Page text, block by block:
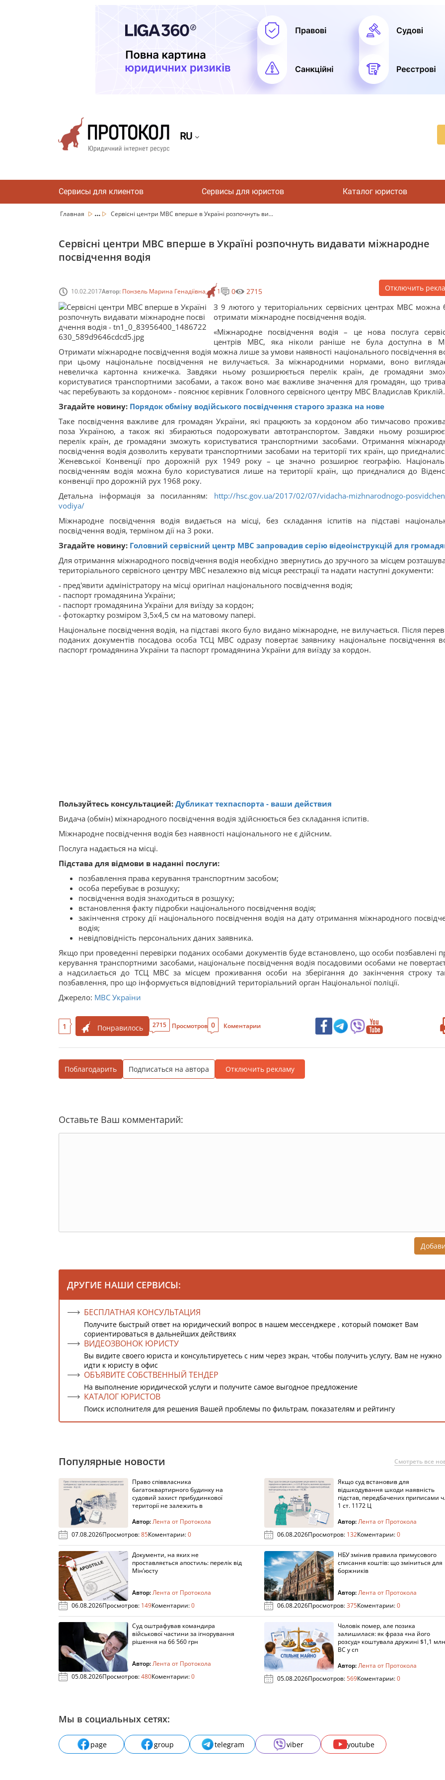
RU
Сервисы для клиентов Сервисы для юристов Каталог юристов
Главная ... Сервісні центри МВС вперше в Україні розпочнуть ви...
Сервісні центри МВС вперше в Україні розпочнуть видавати міжнародне
посвідчення водія
10.02.2017Автор: Понзель Марина Генадіївна 1 0 2715 Отключить
З 9 лютого у територіальних сервісних центрах МВС можна
отримати міжнародне посвідчення водія.
«Міжнародне посвідчення водія – це нова послуга
центрів МВС, яка ніколи раніше не була доступна в
Отримати міжнародне посвідчення водія можна лише за умови наявності національного посвідчення
при цьому національне посвідчення не вилучається. За міжнародними нормами, воно
невеличка картонна книжечка. Завдяки ньому розширюється перелік країн, де громадяни
користуватися транспортними засобами, а також воно має важливе значення для громадян, що
час перебувають за кордоном» - пояснює керівник Головного сервісного центру МВС Владислав Криклій.
Згадайте новину: Порядок обміну водійського посвідчення старого зразка на нове
Таке посвідчення важливе для громадян України, які працюють за кордоном або тимчасово
поза Україною, а також які збираються подорожувати автотранспортом. Завдяки ньому
перелік країн, де громадяни зможуть користуватися транспортними засобами. Отримання
посвідчення водія дозволить керувати транспортними засобами на території тих країн, що
Женевської Конвенції про дорожній рух 1949 року – це значно розширює географію.
посвідченням водія можна було користуватися лише на території країн, що приєдналися до
конвенції про дорожній рух 1968 року.
Детальна інформація за посиланням: http://hsc.gov.ua/2017/02/07/vidacha-mizhnarodnogo-
vodiya/
Міжнародне посвідчення водія видається на місці, без складання іспитів на підставі
посвідчення водія, терміном дії на 3 роки.
Згадайте новину: Головний сервісний центр МВС запровадив серію відеоінструкцій для
Для отримання міжнародного посвідчення водія необхідно звернутись до зручного за місцем
територіального сервісного центру МВС незалежно від місця реєстрації та надати наступні документи:
- пред'явити адміністратору на місці оригінал національного посвідчення водія;
- паспорт громадянина України;
- паспорт громадянина України для виїзду за кордон;
- фотокартку розміром 3,5х4,5 см на матовому папері.
Національне посвідчення водія, на підставі якого було видано міжнародне, не вилучається. Після
поданих документів посадова особа ТСЦ МВС одразу повертає заявнику національне посвідчення
паспорт громадянина України та паспорт громадянина України для виїзду за кордон.
Пользуйтесь консультацией: Дубликат техпаспорта - ваши действия
Видача (обмін) міжнародного посвідчення водія здійснюється без складання іспитів.
Міжнародне посвідчення водія без наявності національного не є дійсним.
Послуга надається на місці.
Підстава для відмови в наданні послуги:
позбавлення права керування транспортним засобом;
особа перебуває в розшуку;
посвідчення водія знаходиться в розшуку;
встановлення факту підробки національного посвідчення водія;
закінчення строку дії національного посвідчення водія на дату отримання міжнародного
водія;
невідповідність персональних даних заявника.
Якщо при проведенні перевірки поданих особами документів буде встановлено, що особи позбавлені
керування транспортними засобами, національне посвідчення водія посадовими особами не
а надсилається до ТСЦ МВС за місцем проживання особи на зберігання до закінчення строку
позбавлення, про що інформується відповідний територіальний орган Національної поліції.
Джерело: МВС України
1 Понравилось 2715 Просмотров 0 Коментарии
Поблагодарить Подписаться на автора Отключить рекламу
Оставьте Ваш комментарий:
ДРУГИЕ НАШИ СЕРВИСЫ:
БЕСПЛАТНАЯ КОНСУЛЬТАЦИЯ
Получите быстрый ответ на юридический вопрос в нашем мессенджере , который поможет Вам
сориентироваться в дальнейших действиях
ВИДЕОЗВОНОК ЮРИСТУ
Вы видите своего юриста и консультируетесь с ним через экран, чтобы получить услугу, Вам не нужно
идти к юристу в офис
ОБЪЯВИТЕ СОБСТВЕННЫЙ ТЕНДЕР
На выполнение юридической услуги и получите самое выгодное предложение
КАТАЛОГ ЮРИСТОВ
Поиск исполнителя для решения Вашей проблемы по фильтрам, показателям и рейтингу
Популярные новости Смотреть все
Право співвласника
багатоквартирного будинку на
судовий захист прибудинкової
території не залежить в
Автор:Лента от Протокола
07.08.2026Просмотров:85Коментарии:0
Якщо суд встановив для
відшкодування шкоди наявність
підстав, передбачених приписами ч.
1 ст. 1172 Ц
Автор:Лента от Протокола
06.08.2026Просмотров: 132Коментарии:0
Документи, на яких не
проставляється апостиль: перелік від
Мін’юсту
Автор:Лента от Протокола
06.08.2026Просмотров: 149Коментарии:0
НБУ змінив правила примусового
списання коштів: що зміниться для
боржників
Автор:Лента от Протокола
06.08.2026Просмотров:375Коментарии:0
Суд оштрафував командира
військової частини за ігнорування
рішення на 66 560 грн
Автор:Лента от Протокола
05.08.2026Просмотров:480Коментарии:0
Чоловік помер, але позика
залишилася: як фраза «на його
розсуд» коштувала дружині $1,1
ВС у сп
Автор:Лента от Протокола
05.08.2026Просмотров:569Коментарии:0
Мы в социальных сетях:
page group telegram viber youtube